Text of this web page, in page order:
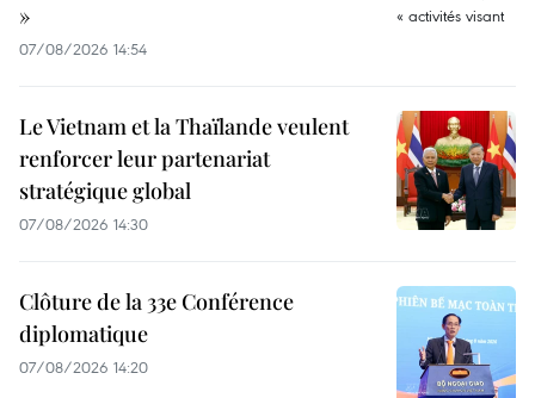
»
07/08/2026 14:54
Le Vietnam et la Thaïlande veulent
renforcer leur partenariat
stratégique global
07/08/2026 14:30
Clôture de la 33e Conférence
diplomatique
07/08/2026 14:20